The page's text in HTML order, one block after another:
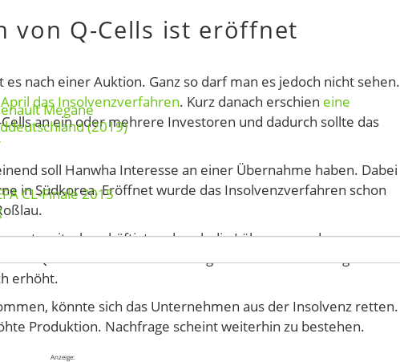
Megane
(2019)
CL-Finale 2015
von Q-Cells ist eröffnet
nach einer Auktion. Ganz so darf man es jedoch nicht sehen.
das Insolvenzverfahren. Kurz danach erschien eine
an ein oder mehrere Investoren und dadurch sollte das
soll Hanwha Interesse an einer Übernahme haben. Dabei
in Südkorea. Eröffnet wurde das Insolvenzverfahren schon
weiterbeschäftigt und auch die Löhne muss das
Quartal sei das Geschäft sogar zufriedenstellend gelaufen
erhöht.
könnte sich das Unternehmen aus der Insolvenz retten.
Produktion. Nachfrage scheint weiterhin zu bestehen.
Anzeige: